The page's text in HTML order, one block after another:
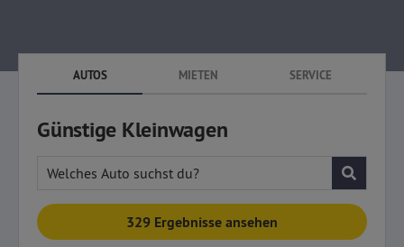
AUTOS MIETEN SERVICE
Günstige Kleinwagen
Welches Auto suchst du?
329 Ergebnisse ansehen